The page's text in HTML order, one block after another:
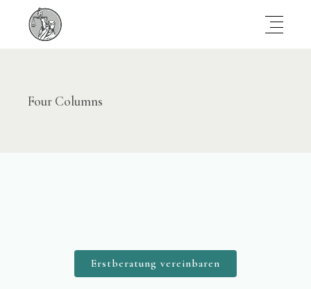
Four Columns
Erstberatung vereinbaren